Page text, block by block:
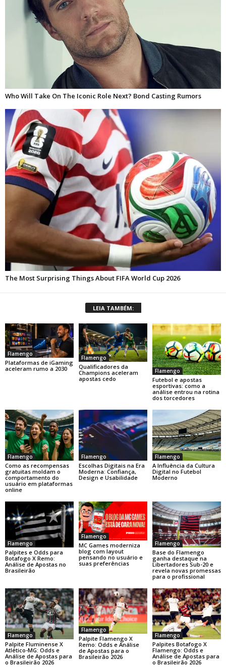
LEIA TAMBÉM:
Flamengo
Plataformas de iGaming
aceleram rumo a 2030
Flamengo
Qualificadores da
Champions aceleram
apostas cedo
Flamengo
Futebol e apostas
esportivas: como a
análise entrou na rotina
dos torcedores
Flamengo
Como as recompensas
gratuitas moldam o
comportamento do
usuário em plataformas
online
Flamengo
Escolhas Digitais na Era
Moderna: Confiança,
Design e Usabilidade
Flamengo
A Influência da Cultura
Digital no Futebol
Moderno
Flamengo
Palpites e Odds para
Botafogo X Remo:
Análise de Apostas no
Brasileirão
Flamengo
MC Games moderniza
blog com layout
pensando no usuário e
suas preferências
Flamengo
Base do Flamengo
ganha destaque na
Libertadores Sub-20 e
revela novas promessas
para o profissional
Flamengo
Palpite Fluminense X
Atlético-MG: Odds e
Análise de Apostas para
o Brasileirão 2026
Flamengo
Palpite Flamengo X
Remo: Odds e Análise
de Apostas para o
Brasileirão 2026
Flamengo
Palpites Botafogo X
Flamengo: Odds e
Análise de Apostas para
o Brasileirão 2026